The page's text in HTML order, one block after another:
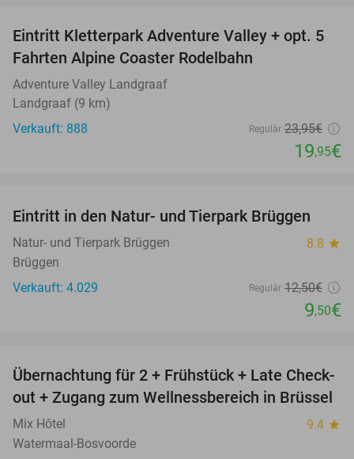
17%
Eintritt Kletterpark Adventure Valley + opt. 5
Fahrten Alpine Coaster Rodelbahn
Adventure Valley Landgraaf
Landgraaf (9 km)
Verkauft: 888
Regulär 23,95€
19,95€
24%
Eintritt in den Natur- und Tierpark Brüggen
Natur- und Tierpark Brüggen 8.8 star
Brüggen
Verkauft: 4.029
Regulär 12,50€
9,50€
26%
Übernachtung für 2 + Frühstück + Late Check-
out + Zugang zum Wellnessbereich in Brüssel
Mix Hôtel 9.4 star
Watermaal-Bosvoorde